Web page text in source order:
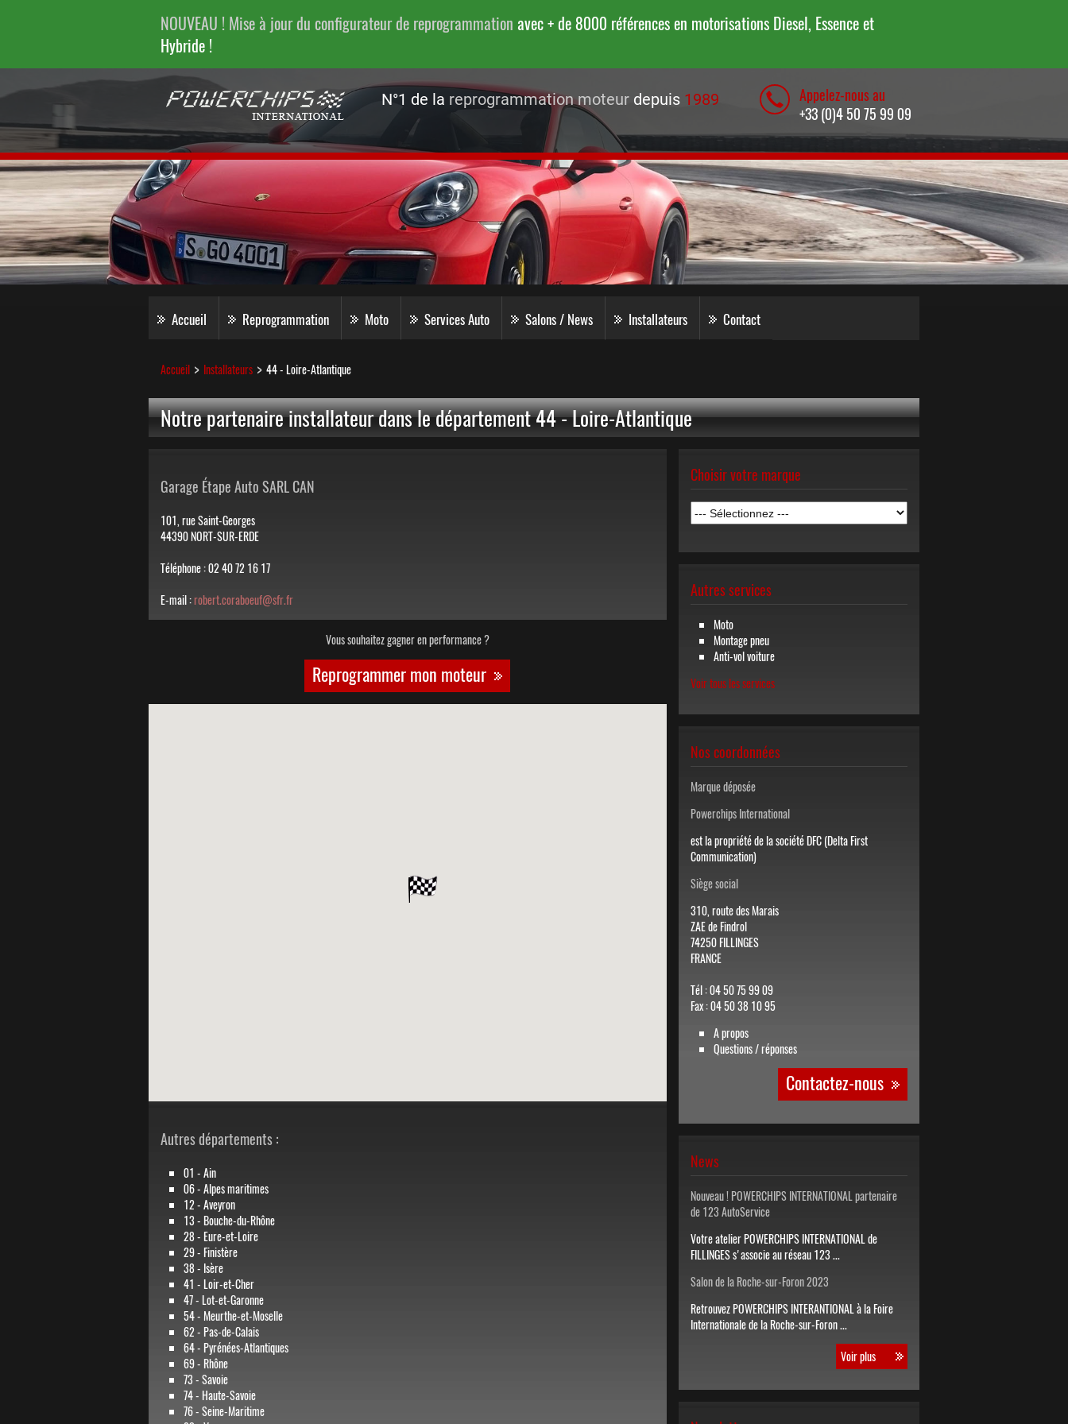
NOUVEAU ! Mise à jour du configurateur de reprogrammation avec + de 8000 références en motorisations Diesel, Essence et
Hybride !
N°1 de la reprogrammation moteur depuis 1989
Appelez-nous au
+33 (0)4 50 75 99 09
Accueil Reprogrammation Moto Services Auto Salons / News Installateurs Contact
Accueil Installateurs 44 - Loire-Atlantique
Notre partenaire installateur dans le département 44 - Loire-Atlantique
Garage Étape Auto SARL CAN
101, rue Saint-Georges
44390 NORT-SUR-ERDE
Téléphone : 02 40 72 16 17
E-mail :robert.coraboeuf@sfr.fr
Vous souhaitez gagner en performance ?
Reprogrammer mon moteur
Autres départements :
01 - Ain
06 - Alpes maritimes
12 - Aveyron
13 - Bouche-du-Rhône
28 - Eure-et-Loire
29 - Finistère
38 - Isère
41 - Loir-et-Cher
47 - Lot-et-Garonne
54 - Meurthe-et-Moselle
62 - Pas-de-Calais
64 - Pyrénées-Atlantiques
69 - Rhône
73 - Savoie
74 - Haute-Savoie
76 - Seine-Maritime
Choisir votre marque
Autres services
Moto
Montage pneu
Anti-vol voiture
Voir tous les services
Nos coordonnées
Marque déposée
Powerchips International
est la propriété de la société DFC (Delta First
Communication)
Siège social
310, route des Marais
ZAE de Findrol
74250 FILLINGES
FRANCE
Tél : 04 50 75 99 09
Fax : 04 50 38 10 95
A propos
Questions / réponses
Contactez-nous
News
Nouveau ! POWERCHIPS INTERNATIONAL partenaire
de 123 AutoService
Votre atelier POWERCHIPS INTERNATIONAL de
FILLINGES s'associe au réseau 123 ...
Salon de la Roche-sur-Foron 2023
Retrouvez POWERCHIPS INTERANTIONAL à la Foire
Internationale de la Roche-sur-Foron ...
Voir plus